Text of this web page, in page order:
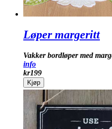
Løper margeritt
Vakker bord­løper med
info
kr199
Kjøp